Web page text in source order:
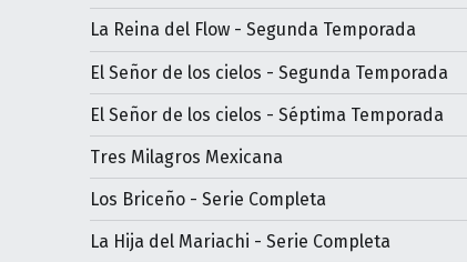
La Reina del Flow - Segunda Temporada
El Señor de los cielos - Segunda Temporada
El Señor de los cielos - Séptima Temporada
Tres Milagros Mexicana
Los Briceño - Serie Completa
La Hija del Mariachi - Serie Completa